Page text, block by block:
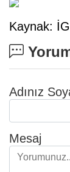
Kaynak:
Adınız
Mesaj